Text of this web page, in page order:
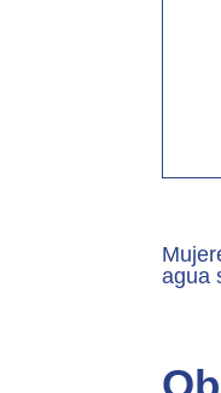
agua